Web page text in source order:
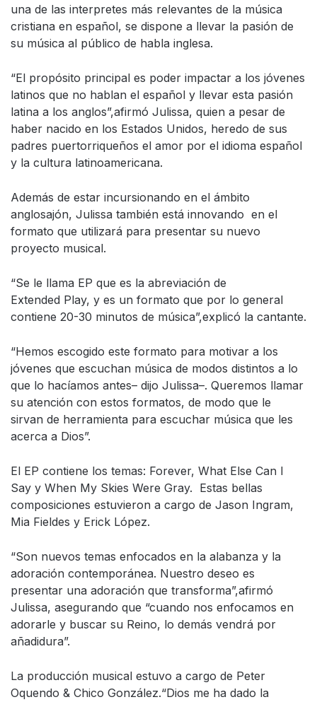
una de las interpretes más relevantes de la música
cristiana en español, se dispone a llevar la pasión de
su música al público de habla inglesa.
“El propósito principal es poder impactar a los jóvenes
latinos que no hablan el español y llevar esta pasión
latina a los anglos”,afirmó Julissa, quien a pesar de
haber nacido en los Estados Unidos, heredo de sus
padres puertorriqueños el amor por el idioma español
y la cultura latinoamericana.
Además de estar incursionando en el ámbito
anglosajón, Julissa también está innovando en el
formato que utilizará para presentar su nuevo
proyecto musical.
“Se le llama EP que es la abreviación de
Extended Play, y es un formato que por lo general
contiene 20-30 minutos de música”,explicó la cantante.
“Hemos escogido este formato para motivar a los
jóvenes que escuchan música de modos distintos a lo
que lo hacíamos antes– dijo Julissa–. Queremos llamar
su atención con estos formatos, de modo que le
sirvan de herramienta para escuchar música que les
acerca a Dios”.
El EP contiene los temas: Forever, What Else Can I
Say y When My Skies Were Gray. Estas bellas
composiciones estuvieron a cargo de Jason Ingram,
Mia Fieldes y Erick López.
“Son nuevos temas enfocados en la alabanza y la
adoración contemporánea. Nuestro deseo es
presentar una adoración que transforma”,afirmó
Julissa, asegurando que “cuando nos enfocamos en
adorarle y buscar su Reino, lo demás vendrá por
añadidura”.
La producción musical estuvo a cargo de Peter
Oquendo & Chico González.“Dios me ha dado la